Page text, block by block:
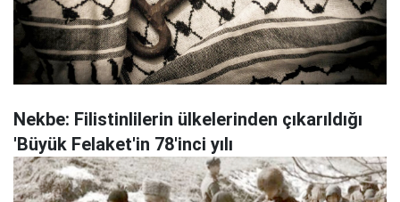
Nekbe: Filistinlilerin ülkelerinden çıkarıldığı
'Büyük Felaket'in 78'inci yılı